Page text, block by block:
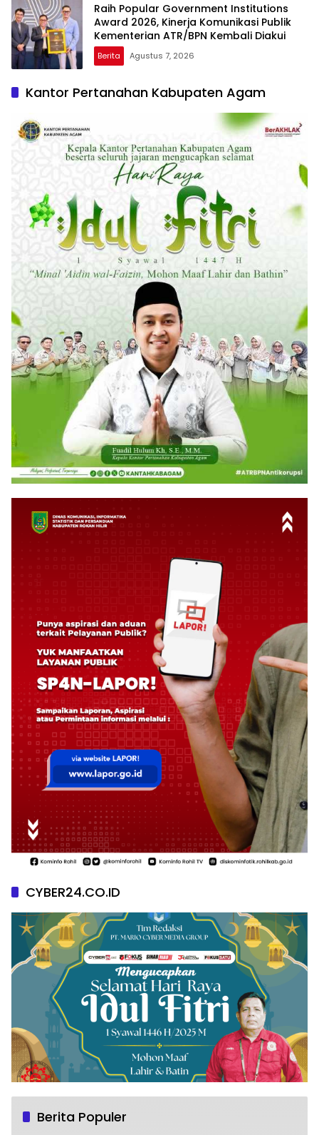
Raih Popular Government Institutions
Award 2026, Kinerja Komunikasi Publik
Kementerian ATR/BPN Kembali Diakui
Berita Agustus 7, 2026
Kantor Pertanahan Kabupaten Agam
CYBER24.CO.ID
Berita Populer